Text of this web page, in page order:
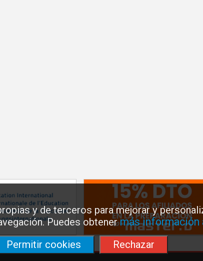
y de terceros para mejorar y
Puedes obtenermás información
Permitir cookies
Rechazar